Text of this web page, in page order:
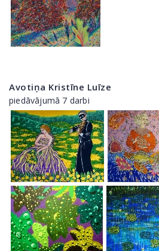
Avotiņa Kristīne Luīze
piedāvājumā 7 darbi